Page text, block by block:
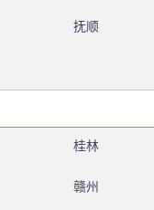
抚顺
桂林
赣州